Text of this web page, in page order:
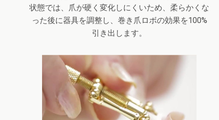
状態では、爪が硬く変化しにくいため、柔らかくな
った後に器具を調整し、巻き爪ロボの効果を100%
引き出します。